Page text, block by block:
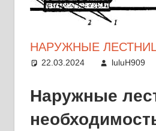
НАРУЖНЫЕ
22.03.2024 luluH909
Наружные